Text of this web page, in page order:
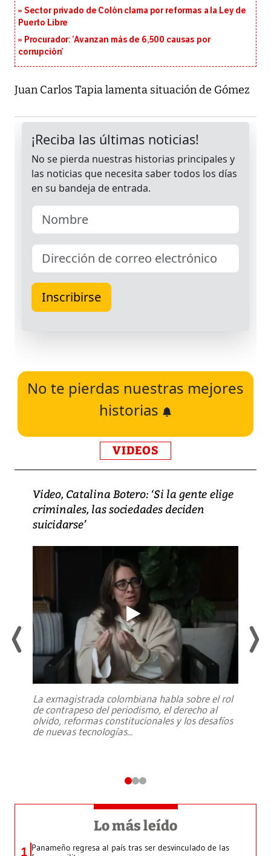
Sector privado de Colón clama por reformas a la Ley de
Puerto Libre
Procurador: ‘Avanzan más de 6,500 causas por
corrupción’
Juan Carlos Tapia lamenta situación de Gómez
No te pierdas nuestras mejores
historias
VIDEOS
Video, Catalina Botero: ‘Si la gente elige
criminales, las sociedades deciden
suicidarse’
La exmagistrada colombiana habla sobre el rol
de contrapeso del periodismo, el derecho al
olvido, reformas constitucionales y los desafíos
de nuevas tecnologías...
Lo más leído
1 Panameño regresa al país tras ser desvinculado de las